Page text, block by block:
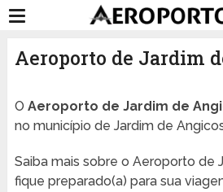
Aeroporto de Jardim
O Aeroporto de Jardim de
no município de Jardim de
Saiba mais sobre o Aeroporto de
fique preparado(a) para sua